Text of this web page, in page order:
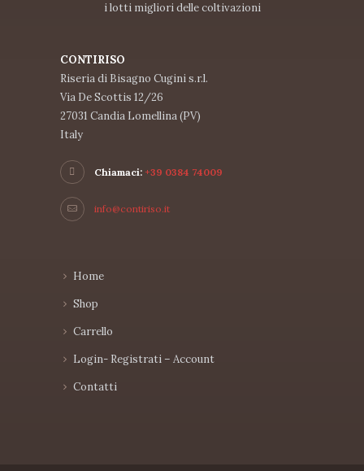
i lotti migliori delle coltivazioni
CONTIRISO
Riseria di Bisagno Cugini s.r.l.
Via De Scottis 12/26
27031 Candia Lomellina (PV)
Italy
Chiamaci: +39 0384 74009
info@contiriso.it
Home
Shop
Carrello
Login- Registrati – Account
Contatti